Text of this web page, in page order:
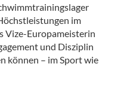
im
Vize-Europameisterin
und Disziplin
können – im Sport wie